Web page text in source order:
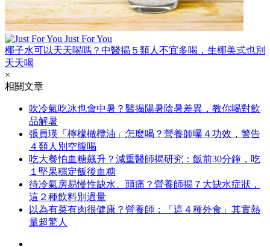
Just For You
椰子水可以天天喝嗎？中醫揭５類人不宜多喝，生椰美式也別
天天喝
×
相關文章
吹冷氣吃冰也會中暑？醫揭陽暑陰暑差異，教你喝對飲
品解暑
張員瑛「檸檬橄欖油」怎麼喝？營養師曝４功效，警告
４類人別空腹喝
吃大餐怕血糖飆升？減重醫師揭研究：飯前30分鐘，吃
１堅果穩定飯後血糖
待冷氣房易慢性缺水、頭痛？營養師揭７大缺水症狀，
這２種飲料別過量
以為有菜有肉很健康？營養師：「這４種外食」其實熱
量超驚人